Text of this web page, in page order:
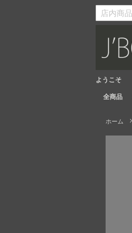
Skip
ようこそ
検
全商品
ホーム